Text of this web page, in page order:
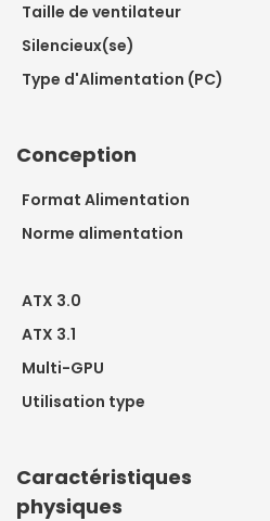
Taille de ventilateur
Silencieux(se)
Type d'Alimentation (PC)
Conception
Format Alimentation
Norme alimentation
ATX 3.0
ATX 3.1
Multi-GPU
Utilisation type
Caractéristiques
physiques